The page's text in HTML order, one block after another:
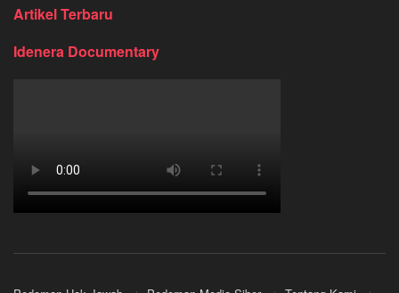
Artikel Terbaru
Idenera Documentary